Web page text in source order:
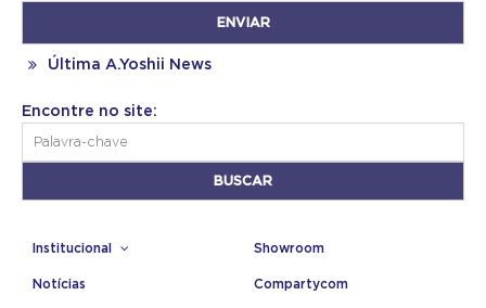
Última A.Yoshii News
Encontre no site:
Institucional
Notícias
Showroom
Compartycom